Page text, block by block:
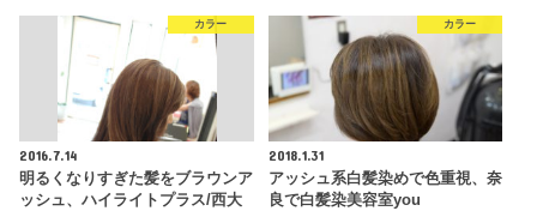
カラー
2016.7.14
明るくなりすぎた髪をブラウンア
ッシュ、ハイライトプラス/西大
カラー
2018.1.31
アッシュ系白髪染めで色重視、奈
良で白髪染美容室you